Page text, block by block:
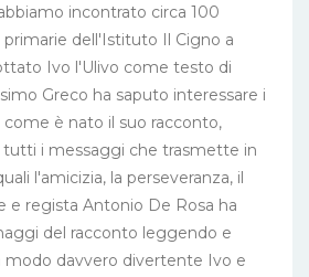
abbiamo incontrato circa 100
primarie dell'Istituto Il Cigno a
Ivo l'Ulivo come testo di
Greco ha saputo interessare i
è nato il suo racconto,
i messaggi che trasmette in
l'amicizia, la perseveranza, il
e regista Antonio De Rosa ha
del racconto leggendo e
modo davvero divertente Ivo e